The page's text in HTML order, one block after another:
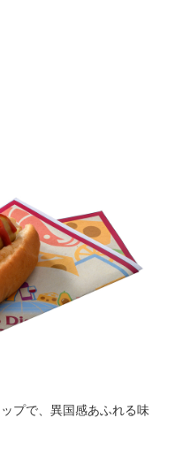
プで、異国感あふれる味